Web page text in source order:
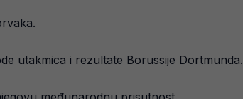
utakmica i rezultate Borussije Dortmunda.